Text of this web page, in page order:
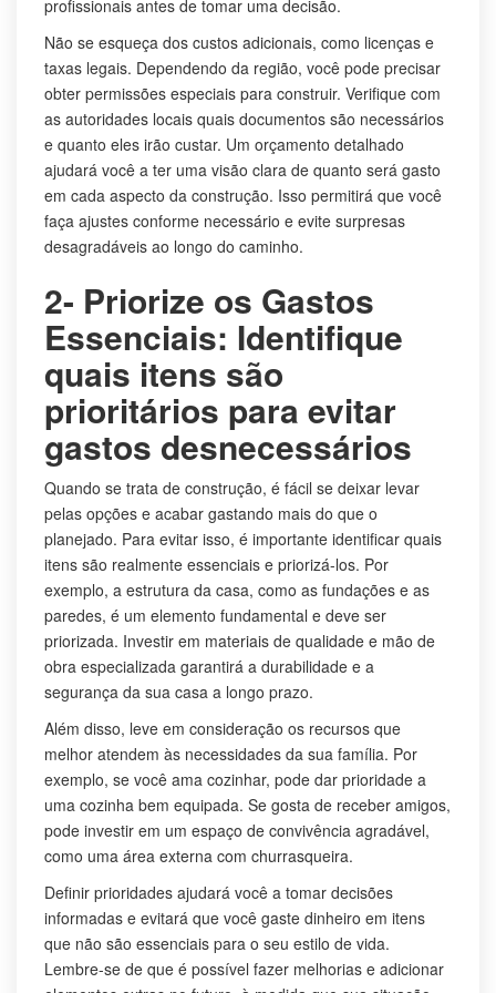
profissionais antes de tomar uma decisão.
Não se esqueça dos custos adicionais, como licenças e
taxas legais. Dependendo da região, você pode precisar
obter permissões especiais para construir. Verifique com
as autoridades locais quais documentos são necessários
e quanto eles irão custar. Um orçamento detalhado
ajudará você a ter uma visão clara de quanto será gasto
em cada aspecto da construção. Isso permitirá que você
faça ajustes conforme necessário e evite surpresas
desagradáveis ao longo do caminho.
2- Priorize os Gastos
Essenciais: Identifique
quais itens são
prioritários para evitar
gastos desnecessários
Quando se trata de construção, é fácil se deixar levar
pelas opções e acabar gastando mais do que o
planejado. Para evitar isso, é importante identificar quais
itens são realmente essenciais e priorizá-los. Por
exemplo, a estrutura da casa, como as fundações e as
paredes, é um elemento fundamental e deve ser
priorizada. Investir em materiais de qualidade e mão de
obra especializada garantirá a durabilidade e a
segurança da sua casa a longo prazo.
Além disso, leve em consideração os recursos que
melhor atendem às necessidades da sua família. Por
exemplo, se você ama cozinhar, pode dar prioridade a
uma cozinha bem equipada. Se gosta de receber amigos,
pode investir em um espaço de convivência agradável,
como uma área externa com churrasqueira.
Definir prioridades ajudará você a tomar decisões
informadas e evitará que você gaste dinheiro em itens
que não são essenciais para o seu estilo de vida.
Lembre-se de que é possível fazer melhorias e adicionar